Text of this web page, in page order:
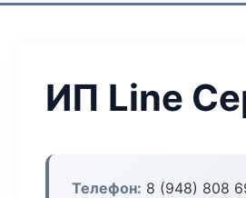
ИП Line
Телефон: 8 (948) 808